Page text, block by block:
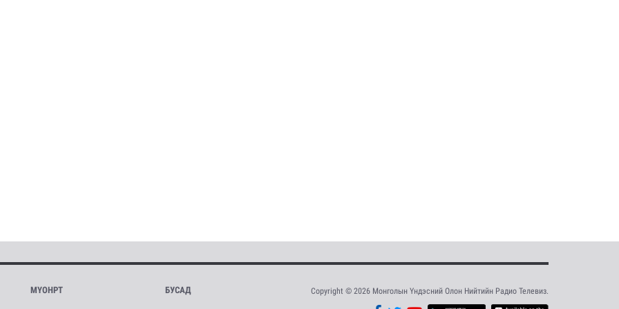
МҮОНРТ БУСАД Copyright © 2026 Монголын Үндэсний Олон Нийтийн Радио Телевиз.